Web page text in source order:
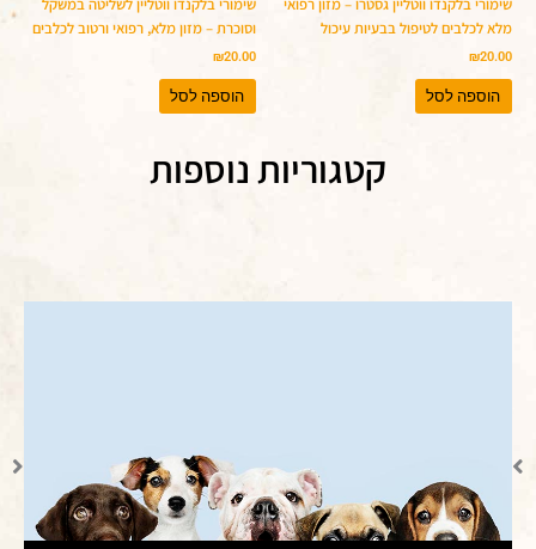
מלא לכלבים לטיפול בבעיות עיכול
₪20.00
הוספה לסל
וסוכרת – מזון מלא, רפואי ורטוב לכלבים
₪20.00
הוספה לסל
קטגוריות נוספות